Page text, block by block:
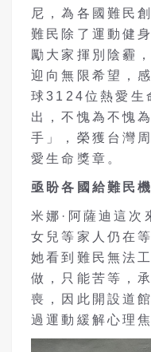
尼，為各國難民
難民除了運動健
勵大家揮別陰霾
迎向無限希望，
球3124位熱愛生
出，不愧為不愧
手」，榮獲台灣
愛生命獎章。
亟盼各國給難民
米娜·阿薩迪這次
女兒等家人仍在
她看到難民無法
做，只能苦等，
喪，因此開設道
過運動緩解心理焦